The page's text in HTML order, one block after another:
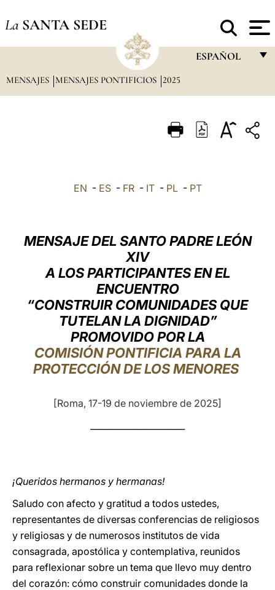
La SANTA SEDE
ESPAÑOL
ITALIANO
العربيّة
中文
MENSAJES MENSAJES PONTIFICIOS 2025
EN - ES- FR- IT- PL- PT
MENSAJE DEL SANTO PADRE LEÓN
XIV
A LOS PARTICIPANTES EN EL
ENCUENTRO
“CONSTRUIR COMUNIDADES QUE
TUTELAN LA DIGNIDAD”
PROMOVIDO POR LA
COMISIÓN PONTIFICIA PARA LA
PROTECCIÓN DE LOS MENORES
[Roma, 17-19 de noviembre de 2025]
¡Queridos hermanos y hermanas!
Saludo con afecto y gratitud a todos ustedes,
representantes de diversas conferencias de religiosos
y religiosas y de numerosos institutos de vida
consagrada, apostólica y contemplativa, reunidos
para reflexionar sobre un tema que llevo muy dentro
del corazón: cómo construir comunidades donde la